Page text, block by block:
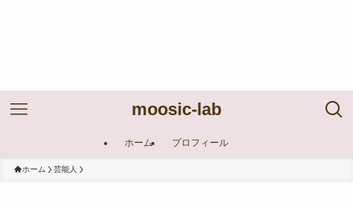
moosic-lab
ホーム プロフィール
ホーム 芸能人